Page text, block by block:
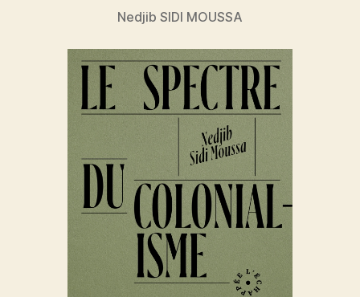
Nedjib SIDI MOUSSA